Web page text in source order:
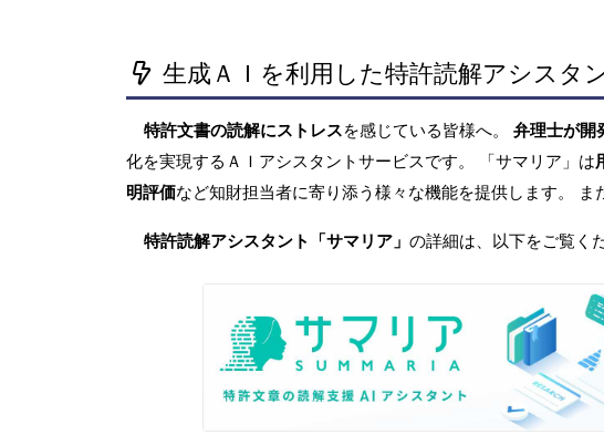
生成ＡＩを利用した特許読解アシスタ
特許文書の読解にストレスを感じている皆様へ。 弁理士が開
化を実現するＡＩアシスタントサービスです。 「サマリア」は
明評価など知財担当者に寄り添う様々な機能を提供します。 ま
特許読解アシスタント「サマリア」 の詳細は、以下をご覧く